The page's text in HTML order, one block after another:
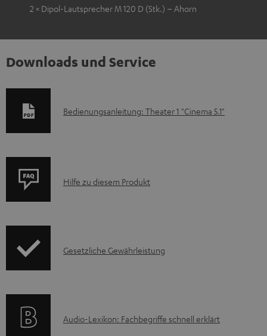
2 × Dipol-Lautsprecher M 120 D (Stk.) – Ahorn
Downloads und Service
D
m
e
H
Bedienungsanleitung: Theater 1 "Cinema 5.1"
P
u
A
Hilfe zu diesem Produkt
I
r
Gesetzliche Gewährleistung
A
Audio-Lexikon: Fachbegriffe schnell erklärt